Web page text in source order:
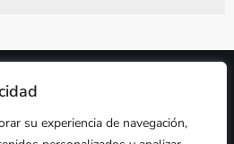
su experiencia de navegación,
DEZASETE MEDIA SL